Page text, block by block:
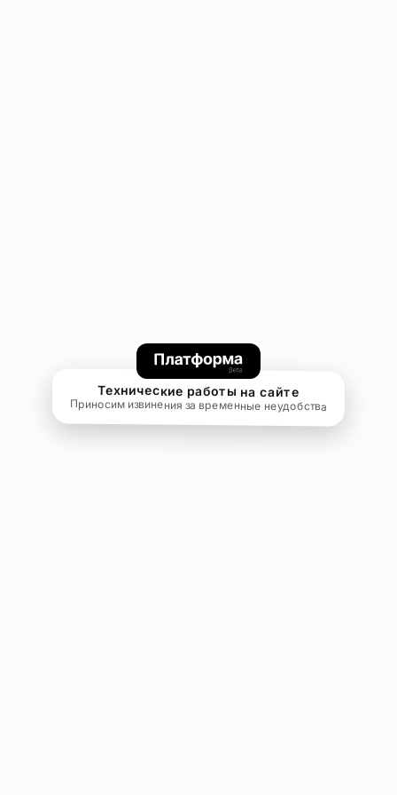
Технические работы на сайте
Приносим извинения за временные неудобства